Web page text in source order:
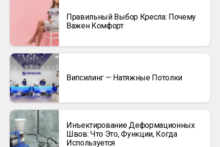
Правильный Выбор Кресла: Почему
Важен Комфорт
Випсилинг — Натяжные Потолки
Инъектирование Деформационных
Швов: Что Это, Функции, Когда
Используется